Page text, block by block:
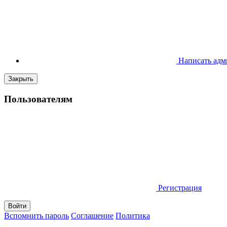
Написать
Закрыть
Пользователям
Регистрация
Вспомнить пароль Соглашение Политика